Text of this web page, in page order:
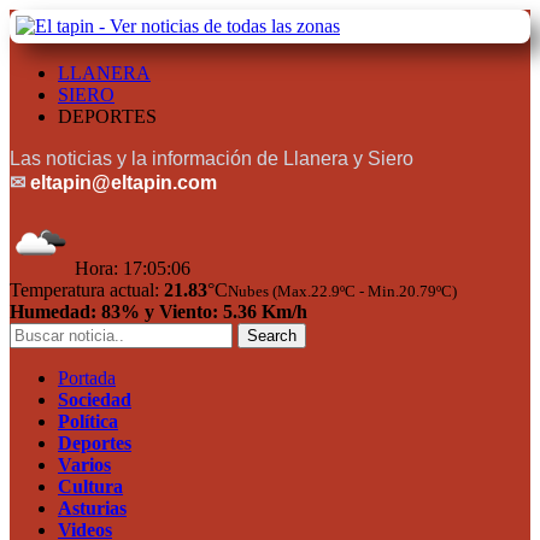
LLANERA
SIERO
DEPORTES
Las noticias y la información de Llanera y Siero
✉ eltapin@eltapin.com
Hora: 17:05:07
Temperatura actual: 21.83°CNubes (Max.22.9ºC - Min.20.79ºC)
Humedad: 83% y Viento: 5.36 Km/h
Portada
Sociedad
Política
Deportes
Varios
Cultura
Asturias
Videos